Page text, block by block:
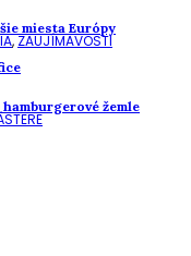
miesta Európy
,ZAUJÍMAVOSTI
žemle